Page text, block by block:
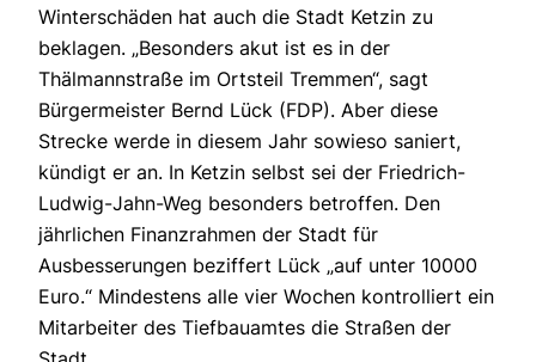
Winterschäden hat auch die Stadt Ketzin zu
beklagen. „Besonders akut ist es in der
Thälmannstraße im Ortsteil Tremmen“, sagt
Bürgermeister Bernd Lück (FDP). Aber diese
Strecke werde in diesem Jahr sowieso saniert,
kündigt er an. In Ketzin selbst sei der Friedrich-
Ludwig-Jahn-Weg besonders betroffen. Den
jährlichen Finanzrahmen der Stadt für
Ausbesserungen beziffert Lück „auf unter 10000
Euro.“ Mindestens alle vier Wochen kontrolliert ein
Mitarbeiter des Tiefbauamtes die Straßen der